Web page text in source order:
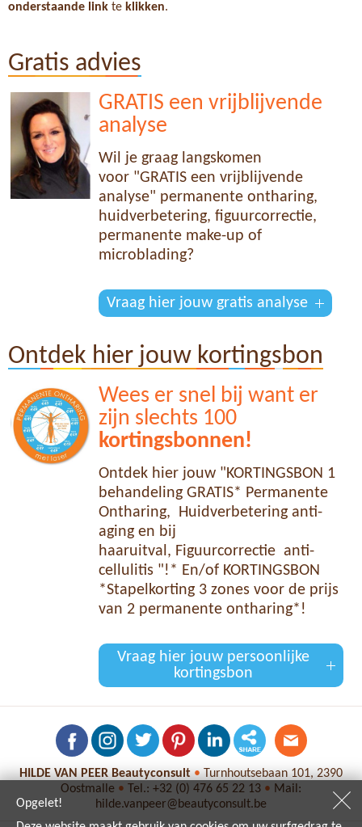
onderstaande link te klikken.
Gratis advies
GRATIS een vrijblijvende
analyse
Wil je graag langskomen
voor "GRATIS een vrijblijvende
analyse" permanente ontharing,
huidverbetering, figuurcorrectie,
permanente make-up of
microblading?
Vraag hier jouw gratis analyse
Ontdek hier jouw kortingsbon
Wees er snel bij want er
zijn slechts 100
kortingsbonnen!
Ontdek hier jouw "KORTINGSBON 1
behandeling GRATIS* Permanente
Ontharing, Huidverbetering anti-
aging en bij
haaruitval, Figuurcorrectie anti-
cellulitis "!* En/of KORTINGSBON
*Stapelkorting 3 zones voor de prijs
van 2 permanente ontharing*!
Vraag hier jouw persoonlijke
kortingsbon
HILDE VAN PEER Beautyconsult •
Turnhoutsebaan 101, 2390
Oostmalle • Tel.: +32 (0) 476 65 22 13 • Mail:
hilde.vanpeer@beautyconsult.be
Opgelet!